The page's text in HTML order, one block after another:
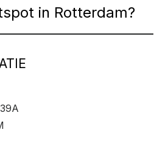
in Rotterdam?